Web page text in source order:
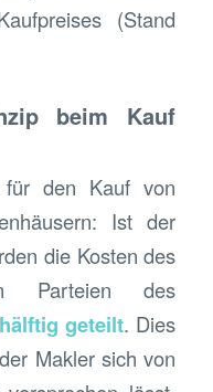
(Stand
beim Kauf
den Kauf von
Ist der
die Kosten des
Parteien des
hälftig geteilt. Dies
Makler sich von